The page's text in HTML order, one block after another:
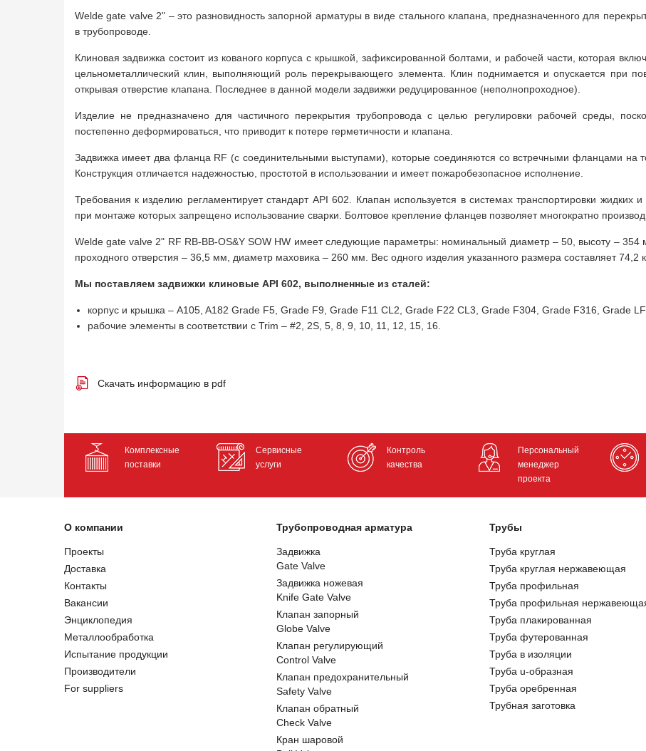
Welde gate valve 2" – это разновидность запорной арматуры в виде стального клапана, предназначенного для
в трубопроводе.
Клиновая задвижка состоит из кованого корпуса с крышкой, зафиксированной болтами, и рабочей части, которая
цельнометаллический клин, выполняющий роль перекрывающего элемента. Клин поднимается и опускается при
открывая отверстие клапана. Последнее в данной модели задвижки редуцированное (неполнопроходное).
Изделие не предназначено для частичного перекрытия трубопровода с целью регулировки рабочей среды,
постепенно деформироваться, что приводит к потере герметичности и клапана.
Задвижка имеет два фланца RF (с соединительными выступами), которые соединяются со встречными фланцами на
Конструкция отличается надежностью, простотой в использовании и имеет пожаробезопасное исполнение.
Требования к изделию регламентирует стандарт API 602. Клапан используется в системах транспортировки жидких
при монтаже которых запрещено использование сварки. Болтовое крепление фланцев позволяет многократно
Welde gate valve 2" RF RB-BB-OS&Y SOW HW имеет следующие параметры: номинальный диаметр – 50, высоту –
проходного отверстия – 36,5 мм, диаметр маховика – 260 мм. Вес одного изделия указанного размера составляет 74,2
Мы поставляем задвижки клиновые API 602, выполненные из сталей:
корпус и крышка – A105, A182 Grade F5, Grade F9, Grade F11 CL2, Grade F22 CL3, Grade F304, Grade F316, Grade
рабочие элементы в соответствии с Trim – #2, 2S, 5, 8, 9, 10, 11, 12, 15, 16.
Скачать информацию в pdf
Комплексные
поставки
Сервисные
услуги
Контроль
качества
Персональный
менеджер
проекта
О компании
Проекты
Доставка
Контакты
Вакансии
Энциклопедия
Металлообработка
Испытание продукции
Производители
For suppliers
Трубопроводная арматура
Задвижка
Gate Valve
Задвижка ножевая
Knife Gate Valve
Клапан запорный
Globe Valve
Клапан регулирующий
Control Valve
Клапан предохранительный
Safety Valve
Клапан обратный
Check Valve
Кран шаровой
Трубы
Труба круглая
Труба круглая нержавеющая
Труба профильная
Труба профильная
Труба плакированная
Труба футерованная
Труба в изоляции
Труба u-образная
Труба оребренная
Трубная заготовка